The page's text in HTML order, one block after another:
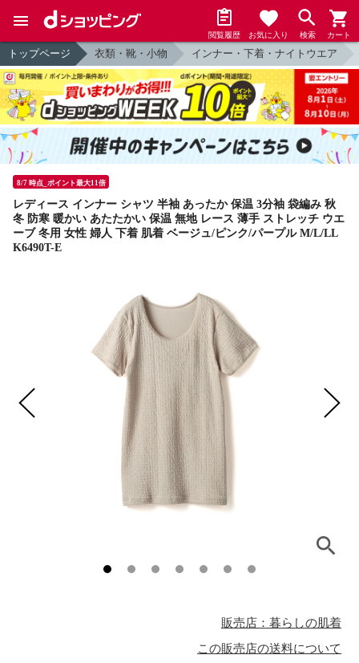
閲覧履歴 お気に入り 検索 カート
トップページ 衣類・靴・小物 インナー・下着・ナイトウエア
8/7 時点_ポイント最大11倍
レディース インナー シャツ 半袖 あったか 保温 3分袖 袋編み 秋
冬 防寒 暖かい あたたかい 保温 無地 レース 薄手 ストレッチ ウエ
ーブ 冬用 女性 婦人 下着 肌着 ベージュ/ピンク/パープル M/L/LL
K6490T-E
販売店：暮らしの肌着
この販売店の送料について